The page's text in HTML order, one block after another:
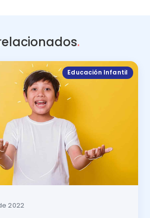
.
Educación Infantil
2022